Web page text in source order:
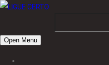
Open Menu